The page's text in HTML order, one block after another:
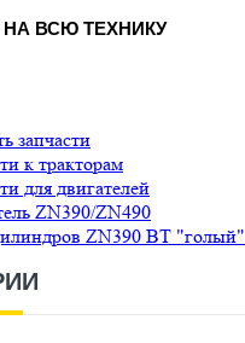
НА ВСЮ ТЕХНИКУ
запчасти
к тракторам
для двигателей
ZN390/ZN490
ZN390 ВТ "голый"